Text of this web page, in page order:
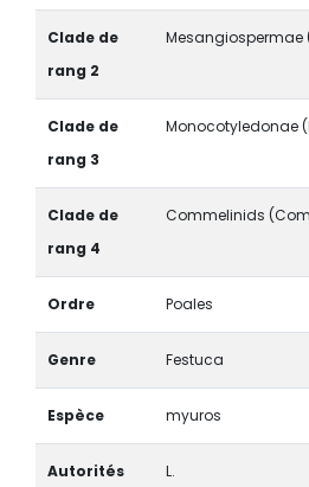
Clade de
rang 2
Clade de
rang 3
Monocotyledonae
Clade de
rang 4
Commelinids
Ordre Poales
Genre Festuca
Espèce myuros
Autorités
L.